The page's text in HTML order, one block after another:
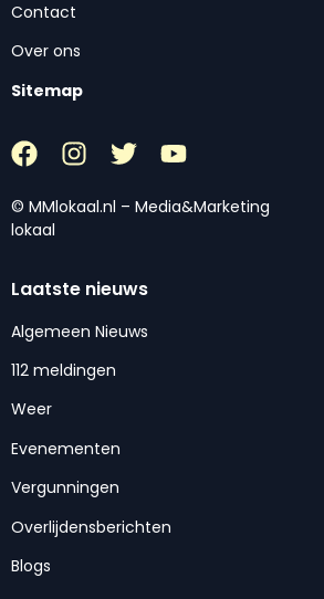
Contact
Over ons
Sitemap
© MMlokaal.nl – Media&Marketing
lokaal
Laatste nieuws
Algemeen Nieuws
112 meldingen
Weer
Evenementen
Vergunningen
Overlijdensberichten
Blogs